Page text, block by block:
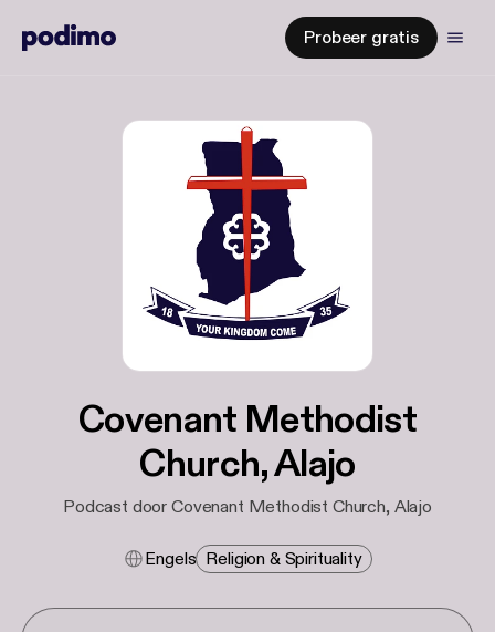
Probeer gratis
Covenant Methodist
Church, Alajo
Podcast door Covenant Methodist Church, Alajo
Engels Religion & Spirituality